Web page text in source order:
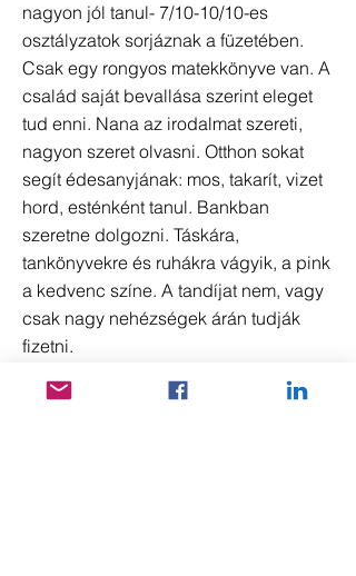
nagyon jól tanul- 7/10-10/10-es
osztályzatok sorjáznak a füzetében.
Csak egy rongyos matekkönyve van. A
család saját bevallása szerint eleget
tud enni. Nana az irodalmat szereti,
nagyon szeret olvasni. Otthon sokat
segít édesanyjának: mos, takarít, vizet
hord, esténként tanul. Bankban
szeretne dolgozni. Táskára,
tankönyvekre és ruhákra vágyik, a pink
a kedvenc színe. A tandíjat nem, vagy
csak nagy nehézségek árán tudják
fizetni.